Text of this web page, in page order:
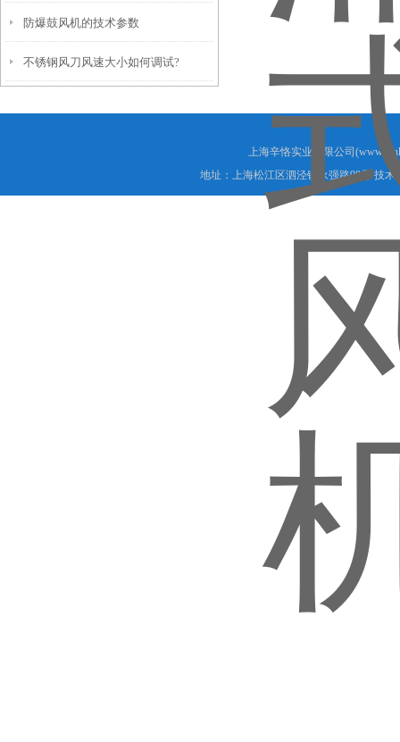
防爆鼓风机的技术参数
不锈钢风刀风速大小如何调试?
上海辛恪实业有限公司
地址：上海松江区泗泾镇永强路98号 技术